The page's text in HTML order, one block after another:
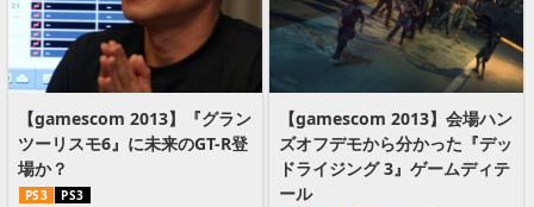
【gamescom 2013】『グラン
ツーリスモ6』に未来のGT-R登
場か？
PS3 PS3
【gamescom 2013】会場ハン
ズオフデモから分かった『デッ
ドライジング 3』ゲームディテ
ール